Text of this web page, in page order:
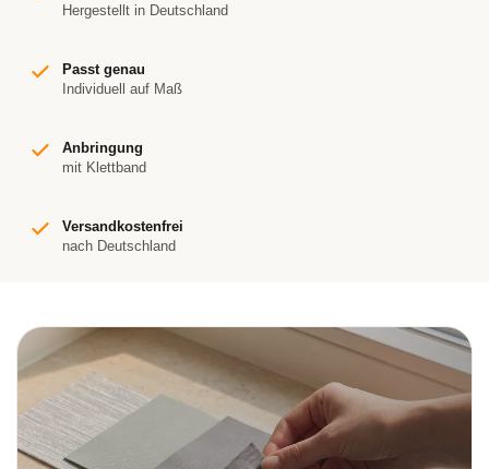
Hergestellt in Deutschland
Passt genau
Individuell auf Maß
Anbringung
mit Klettband
Versandkostenfrei
nach Deutschland